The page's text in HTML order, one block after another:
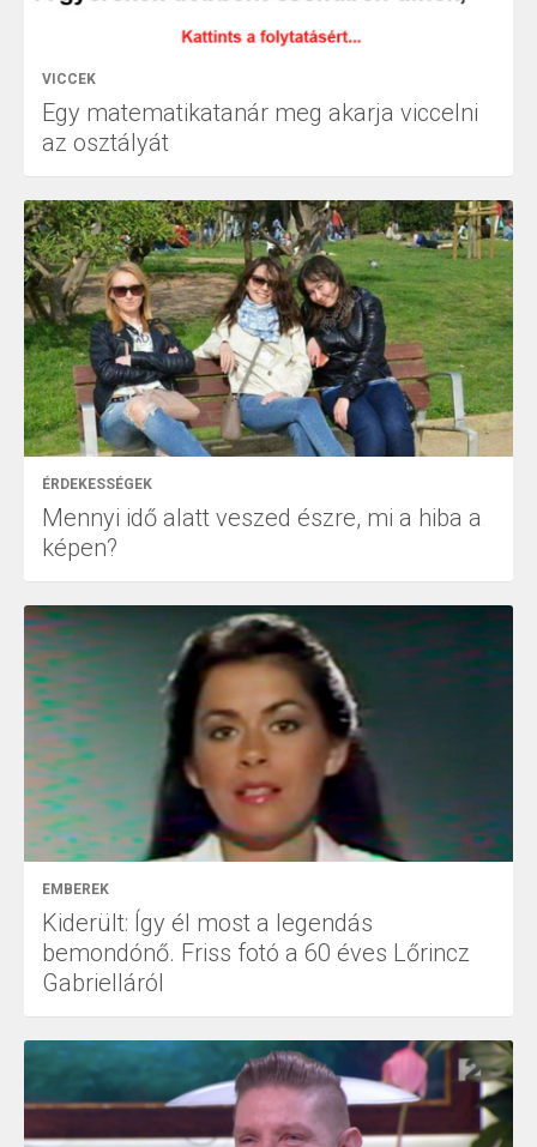
VICCEK
Egy matematikatanár meg akarja viccelni
az osztályát
ÉRDEKESSÉGEK
Mennyi idő alatt veszed észre, mi a hiba a
képen?
EMBEREK
Kiderült: Így él most a legendás
bemondónő. Friss fotó a 60 éves Lőrincz
Gabrielláról